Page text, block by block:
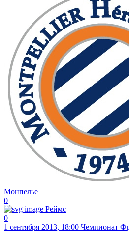
Монпелье
0
Реймс
0
1 сентября 2013, 18:00 Чемпионат